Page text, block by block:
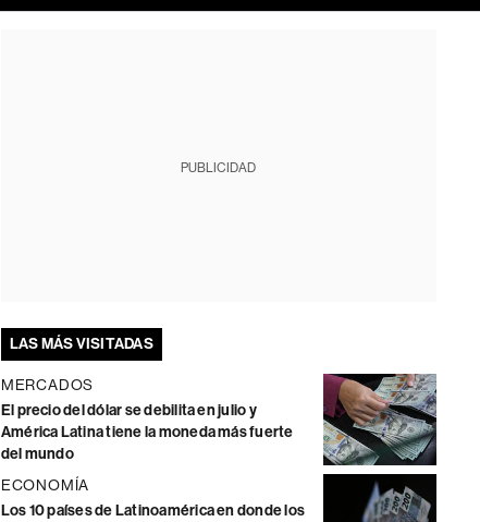
PUBLICIDAD
LAS MÁS VISITADAS
MERCADOS
El precio del dólar se debilita en julio y
América Latina tiene la moneda más fuerte
del mundo
ECONOMÍA
Los 10 países de Latinoamérica en donde los